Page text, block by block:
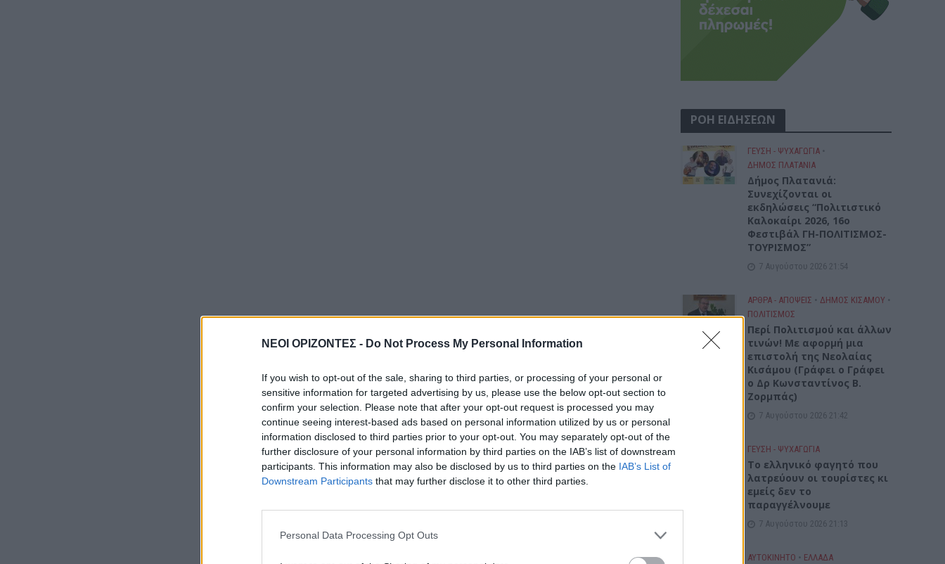
ΝΕΟΙ ΟΡΙΖΟΝΤΕΣ - Do Not Process My Personal Information
If you wish to opt-out of the sale, sharing to third parties, or processing of your personal or
sensitive information for targeted advertising by us, please use the below opt-out section to
confirm your selection. Please note that after your opt-out request is processed you may
continue seeing interest-based ads based on personal information utilized by us or personal
information disclosed to third parties prior to your opt-out. You may separately opt-out of the
further disclosure of your personal information by third parties on the IAB’s list of downstream
participants. This information may also be disclosed by us to third parties on the IAB’s List of
Downstream Participants that may further disclose it to other third parties.
Personal Data Processing Opt Outs
ΡΟΗ ΕΙΔΗΣΕΩΝ
ΓΕΎΣΗ - ΨΥΧΑΓΩΓΊΑ •
ΔΉΜΟΣ ΠΛΑΤΑΝΙΆ
Δήμος Πλατανιά:
Συνεχίζονται οι
εκδηλώσεις “Πολιτιστικό
Καλοκαίρι 2026, 16ο
Φεστιβάλ ΓΗ-ΠΟΛΙΤΙΣΜΟΣ-
ΤΟΥΡΙΣΜΟΣ”
7 Αυγούστου 2026 21:54
ΑΡΘΡΑ - ΑΠΟΨΕΙΣ • ΔΉΜΟΣ ΚΙΣΆΜΟΥ •
ΠΟΛΙΤΙΣΜΟΣ
Περί Πολιτισμού και άλλων
τινών! Mε αφορμή μια
επιστολή της Νεολαίας
Κισάμου (Γράφει ο Γράφει
ο Δρ Κωνσταντίνος Β.
Ζορμπάς)
7 Αυγούστου 2026 21:42
ΓΕΎΣΗ - ΨΥΧΑΓΩΓΊΑ
Το ελληνικό φαγητό που
λατρεύουν οι τουρίστες κι
εμείς δεν το
παραγγέλνουμε
7 Αυγούστου 2026 21:13
ΑΥΤΟΚΙΝΗΤΟ • ΕΛΛΑΔΑ